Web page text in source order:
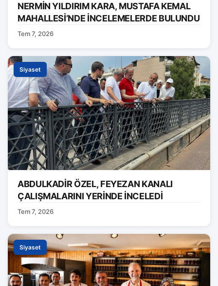
NERMİN YILDIRIM KARA, MUSTAFA KEMAL
MAHALLESİ’NDE İNCELEMELERDE BULUNDU
Tem 7, 2026
Siyaset
ABDULKADİR ÖZEL, FEYEZAN KANALI
ÇALIŞMALARINI YERİNDE İNCELEDİ
Tem 7, 2026
Siyaset